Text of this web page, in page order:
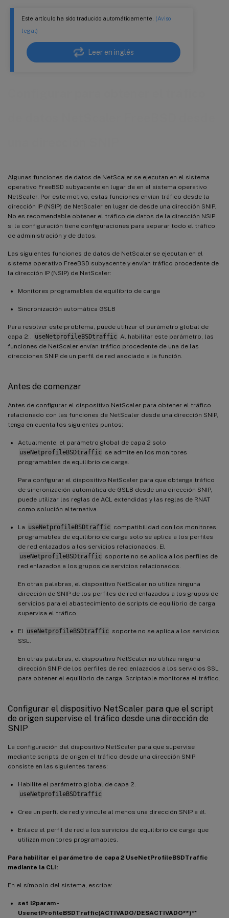
Este artículo ha sido traducido automáticamente. (Aviso
legal)
Leer en inglés
Algunas funciones de datos de NetScaler se ejecutan en el sistema
operativo FreeBSD subyacente en lugar de en el sistema operativo
NetScaler. Por este motivo, estas funciones envían tráfico desde la
dirección IP (NSIP) de NetScaler en lugar de desde una dirección SNIP.
No es recomendable obtener el tráfico de datos de la dirección NSIP
si la configuración tiene configuraciones para separar todo el tráfico
de administración y de datos.
Las siguientes funciones de datos de NetScaler se ejecutan en el
sistema operativo FreeBSD subyacente y envían tráfico procedente de
la dirección IP (NSIP) de NetScaler:
Monitores programables de equilibrio de carga
Sincronización automática GSLB
Para resolver este problema, puede utilizar el parámetro global de
capa 2:.
useNetprofileBSDtraffic Al habilitar este parámetro, las
funciones de NetScaler envían tráfico procedente de una de las
direcciones SNIP de un perfil de red asociado a la función.
Antes de comenzar
Antes de configurar el dispositivo NetScaler para obtener el tráfico
relacionado con las funciones de NetScaler desde una dirección SNIP,
tenga en cuenta los siguientes puntos:
Actualmente, el parámetro global de capa 2 solo
useNetprofileBSDtraffic se admite en los monitores
programables de equilibrio de carga.
Para configurar el dispositivo NetScaler para que obtenga tráfico
de sincronización automática de GSLB desde una dirección SNIP,
puede utilizar las reglas de ACL extendidas y las reglas de RNAT
como solución alternativa.
La useNetprofileBSDtraffic compatibilidad con los monitores
programables de equilibrio de carga solo se aplica a los perfiles
de red enlazados a los servicios relacionados. El
useNetprofileBSDtraffic soporte no se aplica a los perfiles de
red enlazados a los grupos de servicios relacionados.
En otras palabras, el dispositivo NetScaler no utiliza ninguna
dirección de SNIP de los perfiles de red enlazados a los grupos de
servicios para el abastecimiento de scripts de equilibrio de carga
supervisa el tráfico.
El useNetprofileBSDtraffic soporte no se aplica a los servicios
SSL.
En otras palabras, el dispositivo NetScaler no utiliza ninguna
dirección SNIP de los perfiles de red enlazados a los servicios SSL
para obtener el equilibrio de carga. Scriptable monitorea el tráfico.
Configurar el dispositivo NetScaler para que el script
de origen supervise el tráfico desde una dirección de
SNIP
La configuración del dispositivo NetScaler para que supervise
mediante scripts de origen el tráfico desde una dirección SNIP
consiste en las siguientes tareas:
Habilite el parámetro global de capa 2.
useNetprofileBSDtraffic
Cree un perfil de red y vincule al menos una dirección SNIP a él.
Enlace el perfil de red a los servicios de equilibrio de carga que
utilizan monitores programables.
Para habilitar el parámetro de capa 2 UseNetProfileBSDTraffic
mediante la CLI:
En el símbolo del sistema, escriba:
set l2param -
UsenetProfileBSDTraffic(ACTIVADO/DESACTIVADO**)**